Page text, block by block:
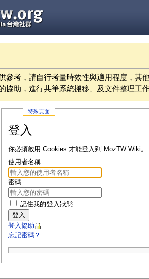
參考，請自行考量時效性與適用程度，其
協助，進行共筆系統搬移、及文件整理工
特殊頁面
登入
你必須啟用 Cookies 才能登入到 MozTW Wiki。
使用者名稱
密碼
記住我的登入狀態
登入
登入協助
忘記密碼？